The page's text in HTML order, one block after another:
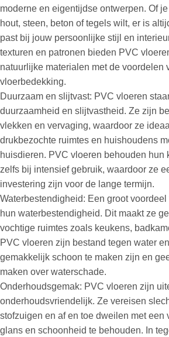
moderne en eigentijdse ontwerpen. Of
hout, steen, beton of tegels wilt, er is
past bij jouw persoonlijke stijl en
texturen en patronen bieden PVC
natuurlijke materialen met de voordelen
vloerbedekking.
Duurzaam en slijtvast: PVC vloeren
duurzaamheid en slijtvastheid. Ze zijn
vlekken en vervaging, waardoor ze
drukbezochte ruimtes en huishoudens
huisdieren. PVC vloeren behouden hun
zelfs bij intensief gebruik, waardoor ze
investering zijn voor de lange termijn.
Waterbestendigheid: Een groot
hun waterbestendigheid. Dit maakt ze
vochtige ruimtes zoals keukens,
PVC vloeren zijn bestand tegen water
gemakkelijk schoon te maken zijn en
maken over waterschade.
Onderhoudsgemak: PVC vloeren zijn
onderhoudsvriendelijk. Ze vereisen
stofzuigen en af en toe dweilen met een
glans en schoonheid te behouden. In